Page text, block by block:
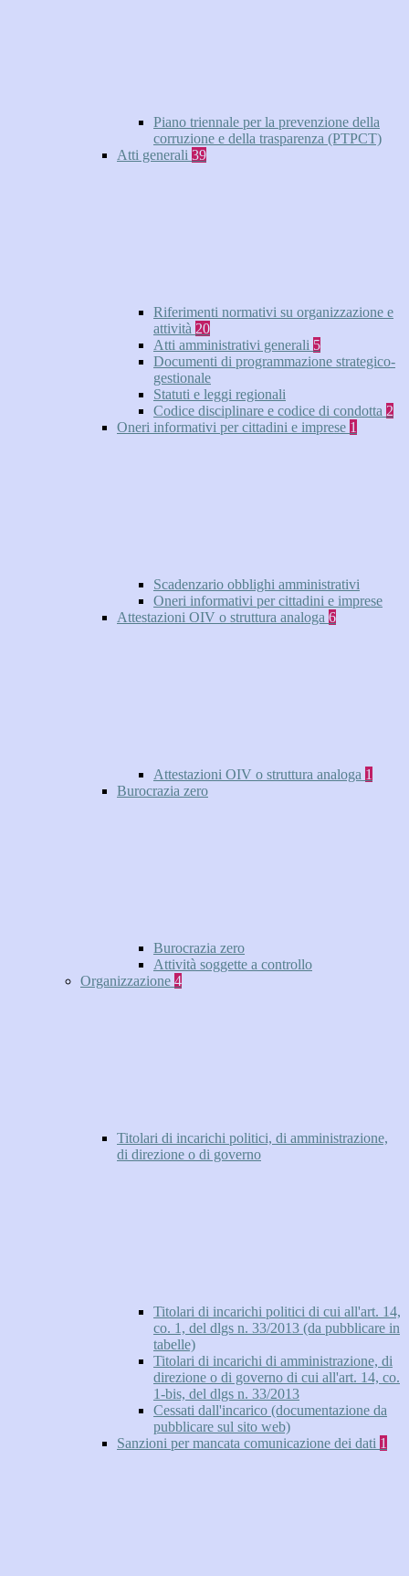
Piano triennale per la prevenzione della
corruzione e della trasparenza (PTPCT)
Atti generali 39
Riferimenti normativi su organizzazione e
attività 20
Atti amministrativi generali 5
Documenti di programmazione strategico-
gestionale
Statuti e leggi regionali
Codice disciplinare e codice di condotta 2
Oneri informativi per cittadini e imprese 1
Scadenzario obblighi amministrativi
Oneri informativi per cittadini e imprese
Attestazioni OIV o struttura analoga 6
Attestazioni OIV o struttura analoga 1
Burocrazia zero
Burocrazia zero
Attività soggette a controllo
Organizzazione 4
Titolari di incarichi politici, di amministrazione,
di direzione o di governo
Titolari di incarichi politici di cui all'art. 14,
co. 1, del dlgs n. 33/2013 (da pubblicare in
tabelle)
Titolari di incarichi di amministrazione, di
direzione o di governo di cui all'art. 14, co.
1-bis, del dlgs n. 33/2013
Cessati dall'incarico (documentazione da
pubblicare sul sito web)
Sanzioni per mancata comunicazione dei dati 1